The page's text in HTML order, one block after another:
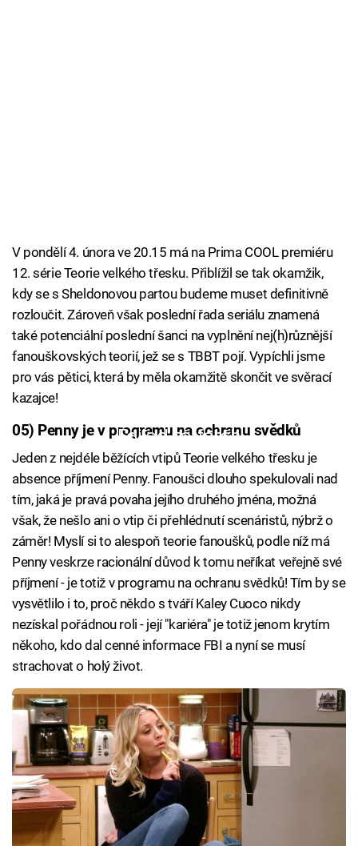
V pondělí 4. února ve 20.15 má na Prima COOL premiéru
12. série Teorie velkého třesku. Přiblížil se tak okamžik,
kdy se s Sheldonovou partou budeme muset definitivně
rozloučit. Zároveň však poslední řada seriálu znamená
také potenciální poslední šanci na vyplnění nej(h)různější
fanouškovských teorií, jež se s TBBT pojí. Vypíchli jsme
pro vás pětici, která by měla okamžitě skončit ve svěrací
kazajce!
Failed to fetch
05) Penny je v programu na ochranu svědků
Jeden z nejdéle běžících vtipů Teorie velkého třesku je
absence příjmení Penny. Fanoušci dlouho spekulovali nad
tím, jaká je pravá povaha jejího druhého jména, možná
však, že nešlo ani o vtip či přehlédnutí scenáristů, nýbrž o
záměr! Myslí si to alespoň teorie fanoušků, podle níž má
Penny veskrze racionální důvod k tomu neříkat veřejně své
příjmení - je totiž v programu na ochranu svědků! Tím by se
vysvětlilo i to, proč někdo s tváří Kaley Cuoco nikdy
nezískal pořádnou roli - její "kariéra" je totiž jenom krytím
někoho, kdo dal cenné informace FBI a nyní se musí
strachovat o holý život.